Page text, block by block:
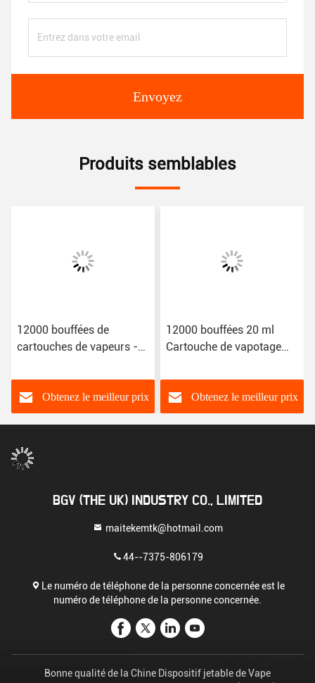
Envoyez
Produits semblables
12000 bouffées de
cartouches de vapeurs -
Obtenez le meilleur prix
12000 bouffées 20 ml
Cartouche de vapotage
pour cigarettes
électroniques
Obtenez le meilleur prix
BGV (THE UK) INDUSTRY CO., LIMITED
maitekemtk@hotmail.com
44--7375-806179
Le numéro de téléphone de la personne concernée est le
numéro de téléphone de la personne concernée.
Bonne qualité de la Chine Dispositif jetable de Vape